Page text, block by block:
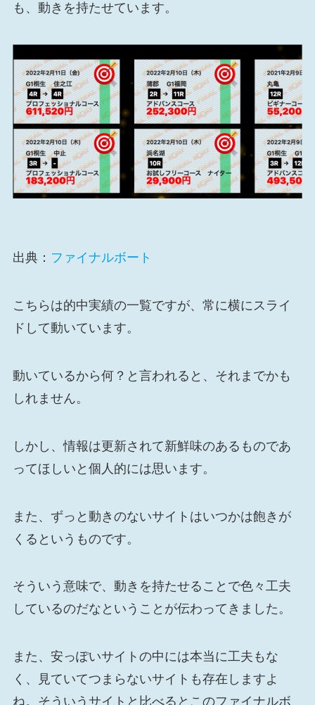
も、動きを持たせています。
出典： ファイナルボート
こちらは的中実績の一覧ですが、常に横にスライ
ドして動いています。
動いているから何？と言われると、それまでかも
しれません。
しかし、情報は更新されて新鮮味のあるものであ
ってほしいと個人的には思います。
また、ずっと動きのないサイトはいつかは飽きが
くるというものです。
そういう意味で、動きを持たせることで色々工夫
しているのだなということが伝わってきました。
また、安っぽいサイトの中には本当に工夫もな
く、見ていてつまらないサイトも存在しますよ
ね。そういうサイトと比べるとこのファイナルボ